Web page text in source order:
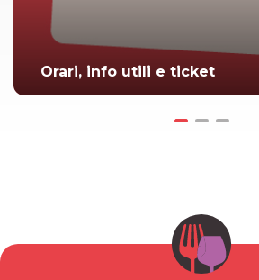
Orari, info utili e ticket